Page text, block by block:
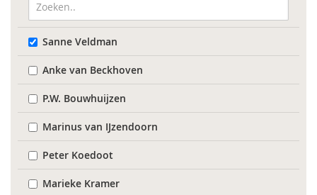
Sanne Veldman
Anke van Beckhoven
P.W. Bouwhuijzen
Marinus van IJzendoorn
Peter Koedoot
Marieke Kramer